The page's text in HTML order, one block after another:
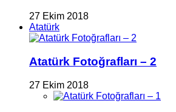
27 Ekim 2018
Atatürk
Atatürk Fotoğrafları – 2
27 Ekim 2018